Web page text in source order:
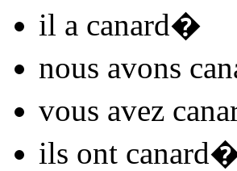
il a canard�
nous avons
vous avez
ils ont canard